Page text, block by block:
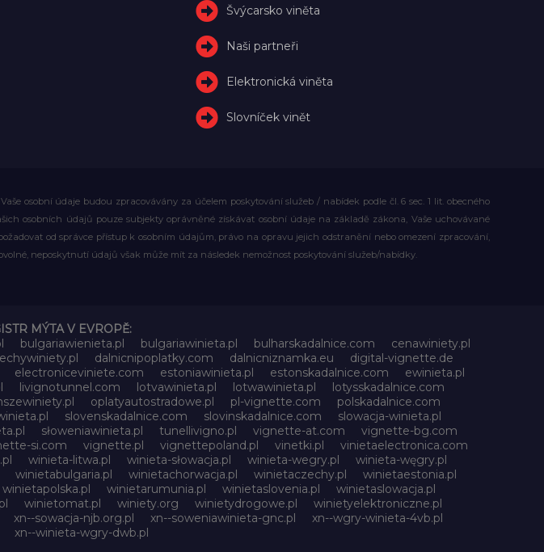
Švýcarsko viněta
Naši partneři
Elektronická viněta
Slovníček vinět
osobní údaje budou zpracovávány za účelem poskytování služeb / nabídek podle čl. 6 sec. 1 lit. obecného
osobních údajů pouze subjekty oprávněné získávat osobní údaje na základě zákona, Vaše uchovávané
od správce přístup k osobním údajům, právo na opravu jejich odstranění nebo omezení zpracování,
neposkytnutí údajů však může mít za následek nemožnost poskytování služeb/nabídky.
MÝTA V EVROPĚ:
bulgariawienieta.pl bulgariawinieta.pl bulharskadalnice.com
cenawiniety.pl
dalnicnipoplatky.com dalnicniznamka.eu
digital-vignette.de
electroniceviniete.com estoniawinieta.pl estonskadalnice.com
ewinieta.pl
livignotunnel.com lotvawinieta.pl lotwawinieta.pl
lotysskadalnice.com
oplatyautostradowe.pl pl-vignette.com
polskadalnice.com
slovenskadalnice.com slovinskadalnice.com
slowacja-winieta.pl
słoweniawinieta.pl tunellivigno.pl vignette-at.com
vignette-bg.com
si.com vignette.pl vignettepoland.pl vinetki.pl
vinietaelectronica.com
winieta-litwa.pl winieta-słowacja.pl winieta-wegry.pl
winieta-węgry.pl
winietabulgaria.pl winietachorwacja.pl winietaczechy.pl
winietaestonia.pl
winietapolska.pl winietarumunia.pl winietaslovenia.pl
winietaslowacja.pl
winietomat.pl winiety.org winietydrogowe.pl
winietyelektroniczne.pl
xn--sowacja-njb.org.pl xn--soweniawinieta-gnc.pl
xn--wgry-winieta-4vb.pl
xn--winieta-wgry-dwb.pl